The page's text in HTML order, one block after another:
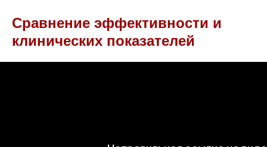
Сравнение эффективности и
клинических показателей